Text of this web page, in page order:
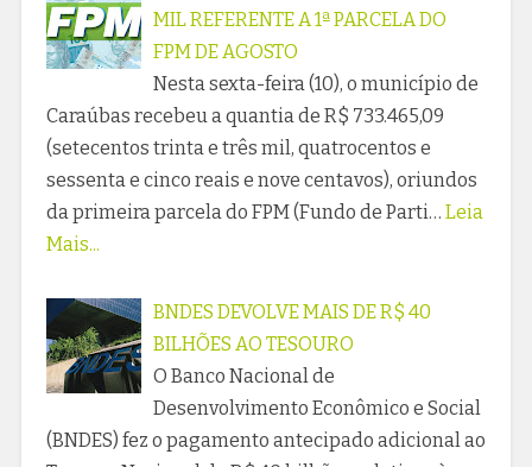
MIL REFERENTE A 1ª PARCELA DO
FPM DE AGOSTO
Nesta sexta-feira (10), o município de
Caraúbas recebeu a quantia de R$ 733.465,09
(setecentos trinta e três mil, quatrocentos e
sessenta e cinco reais e nove centavos), oriundos
da primeira parcela do FPM (Fundo de Parti… Leia
Mais...
BNDES DEVOLVE MAIS DE R$ 40
BILHÕES AO TESOURO
O Banco Nacional de
Desenvolvimento Econômico e Social
(BNDES) fez o pagamento antecipado adicional ao